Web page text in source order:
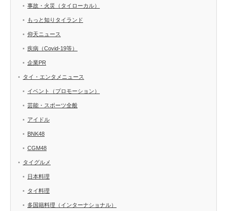
事故・火災（タイローカル）
もっと知りタイランド
仰天ニュース
疾病（Covid-19等）
企業PR
タイ・エンタメニュース
イベント（プロモーション）
芸能・スポーツ全般
アイドル
BNK48
CGM48
タイグルメ
日本料理
タイ料理
多国籍料理（インターナショナル）